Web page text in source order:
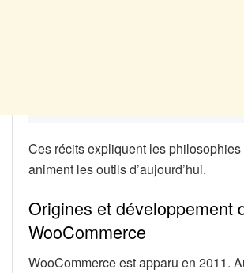
Ces récits expliquent les
animent les outils d’aujourd’hui.
Origines et développement
WooCommerce
WooCommerce est apparu en 2011.